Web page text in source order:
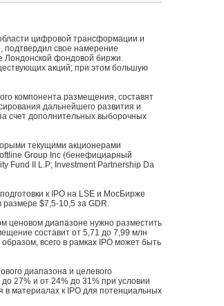
цифровой трансформации и
подтвердил свое намерение
Лондонской фондовой биржи.
акций; при этом большую
компонента размещения, составят
дальнейшего развития и
счет дополнительных выборочных
текущими акционерами
Group Inc (бенефициарный
Fund II L.P; Investment Partnership Da
к IPO на LSE и МосБирже
$7,5-10,5 за GDR.
ценовом диапазоне нужно разместить
составит от 5,71 до 7,99 млн
всего в рамках IPO может быть
диапазона и целевого
27% и от 24% до 31% при условии
материалах к IPO для потенциальных